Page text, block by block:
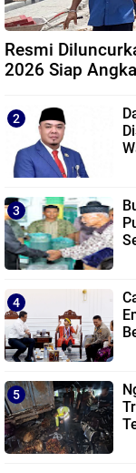
Resmi
2026 Siap